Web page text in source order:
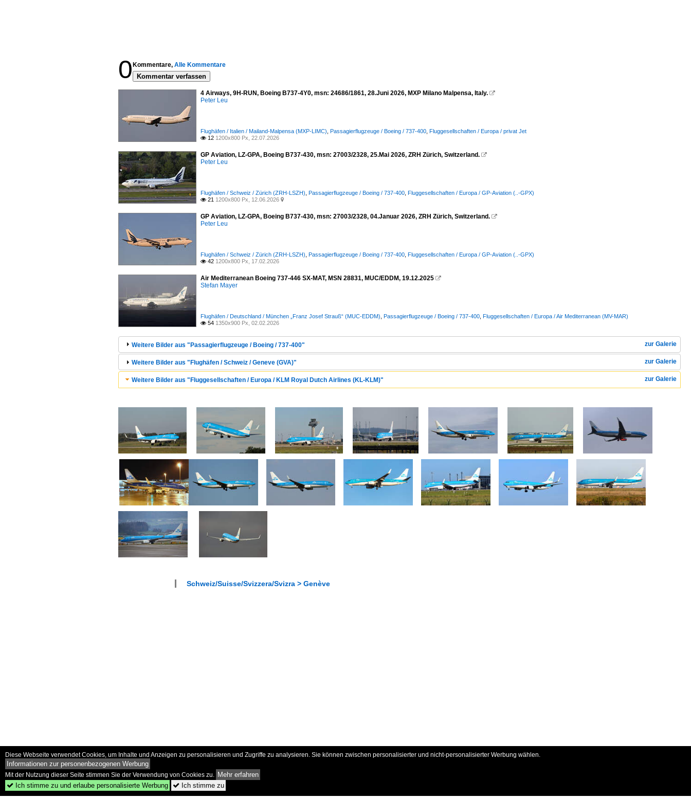
0 Kommentare, Alle Kommentare
Kommentar verfassen
4 Airways, 9H-RUN, Boeing B737-4Y0, msn: 24686/1861, 28.Juni 2026, MXP Milano Malpensa, Italy. 
Peter Leu
Flughäfen / Italien / Mailand-Malpensa (MXP-LIMC) Passagierflugzeuge / Boeing / 737-400 Fluggesellschaften / Europa / privat Jet
 12 1200x800 Px, 22.07.2026
GP Aviation, LZ-GPA, Boeing B737-430, msn: 27003/2328, 25.Mai 2026, ZRH Zürich, Switzerland. 
Peter Leu
Flughäfen / Schweiz / Zürich (ZRH-LSZH) Passagierflugzeuge / Boeing / 737-400 Fluggesellschaften / Europa / GP-Aviation (..-GPX)
 21 1200x800 Px, 12.06.2026 
GP Aviation, LZ-GPA, Boeing B737-430, msn: 27003/2328, 04.Januar 2026, ZRH Zürich, Switzerland. 
Peter Leu
Flughäfen / Schweiz / Zürich (ZRH-LSZH) Passagierflugzeuge / Boeing / 737-400 Fluggesellschaften / Europa / GP-Aviation (..-GPX)
 42 1200x800 Px, 17.02.2026
Air Mediterranean Boeing 737-446 SX-MAT, MSN 28831, MUC/EDDM, 19.12.2025 
Stefan Mayer
Flughäfen / Deutschland / München „Franz Josef Strauß“ (MUC-EDDM) Passagierflugzeuge / Boeing / 737-400 Fluggesellschaften / Europa / Air Mediterranean (MV-MAR)
 54 1350x900 Px, 02.02.2026
zur Galerie
Weitere Bilder aus "Passagierflugzeuge / Boeing / 737-400"
zur Galerie
Weitere Bilder aus "Flughäfen / Schweiz / Geneve (GVA)"
zur Galerie
Weitere Bilder aus "Fluggesellschaften / Europa / KLM Royal Dutch Airlines (KL-KLM)"
Schweiz/Suisse/Svizzera/Svizra > Genève
Diese Webseite verwendet Cookies, um Inhalte und Anzeigen zu personalisieren und Zugriffe zu analysieren. Sie können zwischen personalisierter und nicht-personalisierter Werbung wählen.
Informationen zur personenbezogenen Werbung
Mit der Nutzung dieser Seite stimmen Sie der Verwendung von Cookies zu. Mehr erfahren
 Ich stimme zu und erlaube personalisierte Werbung  Ich stimme zu